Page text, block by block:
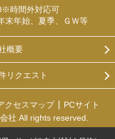
時間外対応可
末年始、夏季、ＧＷ等
概要
リクエスト
クセスマップ
PCサイト
社 All rights reserved.